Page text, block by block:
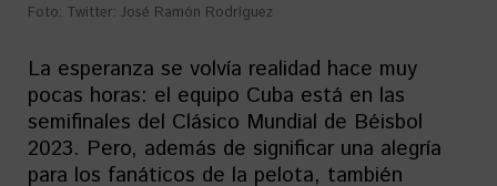
Foto: Twitter: José Ramón Rodríguez
La esperanza se volvía realidad hace muy
pocas horas: el equipo Cuba está en las
semifinales del Clásico Mundial de Béisbol
2023. Pero, además de significar una alegría
para los fanáticos de la pelota, también